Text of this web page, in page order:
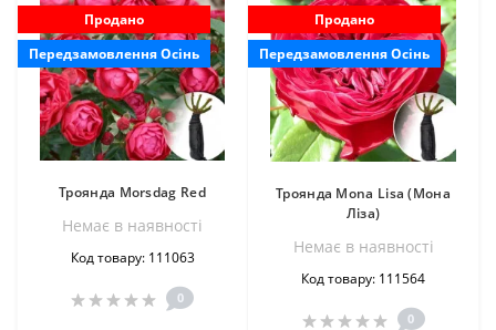
Продано
Передзамовлення Осінь
Троянда Morsdag Red
Немає в наявностi
Код товару: 111063
0
Продано
Передзамовлення Осінь
Троянда Mona Lisa (Мона
Ліза)
Немає в наявностi
Код товару: 111564
0